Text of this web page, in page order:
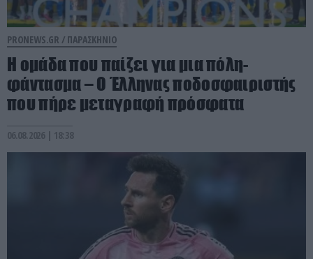
PRONEWS.GR / ΠΑΡΑΣΚΗΝΙΟ
Η ομάδα που παίζει για μια πόλη-
φάντασμα – Ο Έλληνας ποδοσφαιριστής
που πήρε μεταγραφή πρόσφατα
06.08.2026 | 18:38